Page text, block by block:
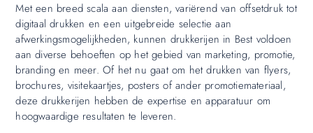
Met een breed scala aan diensten, variërend van offsetdruk tot
digitaal drukken en een uitgebreide selectie aan
afwerkingsmogelijkheden, kunnen drukkerijen in Best voldoen
aan diverse behoeften op het gebied van marketing, promotie,
branding en meer. Of het nu gaat om het drukken van flyers,
brochures, visitekaartjes, posters of ander promotiemateriaal,
deze drukkerijen hebben de expertise en apparatuur om
hoogwaardige resultaten te leveren.